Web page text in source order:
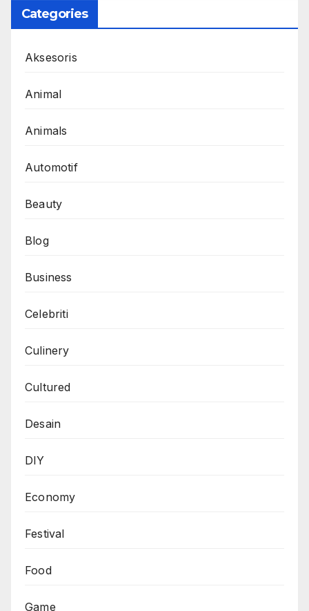
Categories
Aksesoris
Animal
Animals
Automotif
Beauty
Blog
Business
Celebriti
Culinery
Cultured
Desain
DIY
Economy
Festival
Food
Game